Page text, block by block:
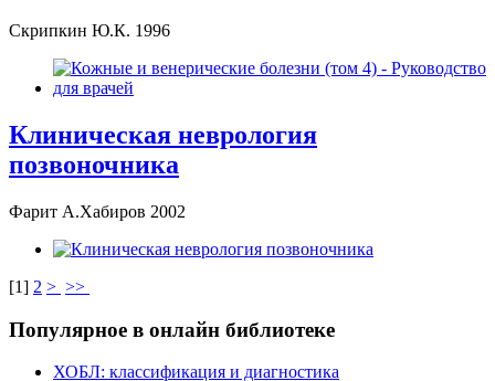
Скрипкин Ю.К. 1996
Клиническая неврология
позвоночника
Фарит А.Хабиров 2002
[1] 2 > >>
Популярное в онлайн библиотеке
ХОБЛ: классификация и диагностика